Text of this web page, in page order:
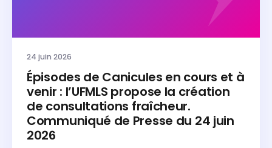
24 juin 2026
Épisodes de Canicules en cours et à
venir : l’UFMLS propose la création
de consultations fraîcheur.
Communiqué de Presse du 24 juin
2026